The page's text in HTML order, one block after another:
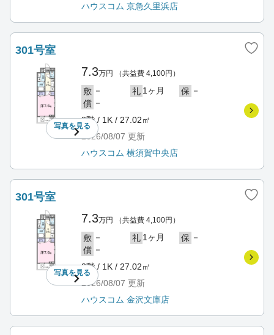
ハウスコム 京急久里浜店
301号室
写真を見る
7.3万円 （共益費 4,100円）
敷 － 礼 1ヶ月 保 －
償 －
3階 / 1K / 27.02㎡
2026/08/07 更新
ハウスコム 横須賀中央店
301号室
写真を見る
7.3万円 （共益費 4,100円）
敷 － 礼 1ヶ月 保 －
償 －
3階 / 1K / 27.02㎡
2026/08/07 更新
ハウスコム 金沢文庫店